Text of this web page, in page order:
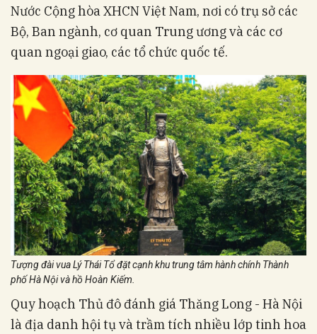
Nước Cộng hòa XHCN Việt Nam, nơi có trụ sở các
Bộ, Ban ngành, cơ quan Trung ương và các cơ
quan ngoại giao, các tổ chức quốc tế.
Tượng đài vua Lý Thái Tổ đặt cạnh khu trung tâm hành chính Thành
phố Hà Nội và hồ Hoàn Kiếm.
Quy hoạch Thủ đô đánh giá Thăng Long - Hà Nội
là địa danh hội tụ và trầm tích nhiều lớp tinh hoa